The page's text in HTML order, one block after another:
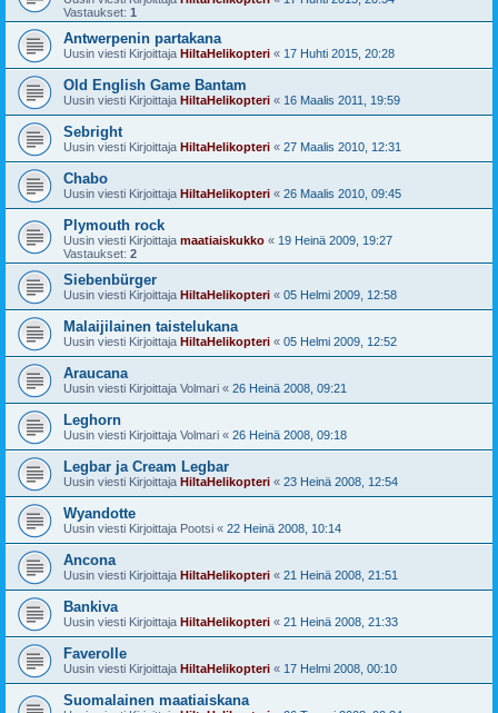
Vastaukset: 1
Antwerpenin partakana
Uusin viesti Kirjoittaja HiltaHelikopteri « 17 Huhti 2015, 20:28
Old English Game Bantam
Uusin viesti Kirjoittaja HiltaHelikopteri « 16 Maalis 2011, 19:59
Sebright
Uusin viesti Kirjoittaja HiltaHelikopteri « 27 Maalis 2010, 12:31
Chabo
Uusin viesti Kirjoittaja HiltaHelikopteri « 26 Maalis 2010, 09:45
Plymouth rock
Uusin viesti Kirjoittaja maatiaiskukko « 19 Heinä 2009, 19:27
Vastaukset: 2
Siebenbürger
Uusin viesti Kirjoittaja HiltaHelikopteri « 05 Helmi 2009, 12:58
Malaijilainen taistelukana
Uusin viesti Kirjoittaja HiltaHelikopteri « 05 Helmi 2009, 12:52
Araucana
Uusin viesti Kirjoittaja Volmari « 26 Heinä 2008, 09:21
Leghorn
Uusin viesti Kirjoittaja Volmari « 26 Heinä 2008, 09:18
Legbar ja Cream Legbar
Uusin viesti Kirjoittaja HiltaHelikopteri « 23 Heinä 2008, 12:54
Wyandotte
Uusin viesti Kirjoittaja Pootsi « 22 Heinä 2008, 10:14
Ancona
Uusin viesti Kirjoittaja HiltaHelikopteri « 21 Heinä 2008, 21:51
Bankiva
Uusin viesti Kirjoittaja HiltaHelikopteri « 21 Heinä 2008, 21:33
Faverolle
Uusin viesti Kirjoittaja HiltaHelikopteri « 17 Helmi 2008, 00:10
Suomalainen maatiaiskana